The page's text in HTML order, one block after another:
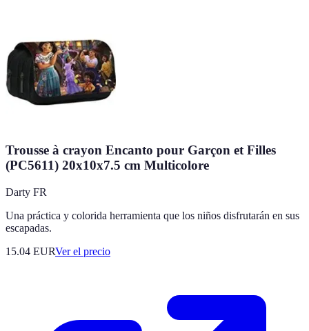
Trousse à crayon Encanto pour Garçon et Filles
(PC5611) 20x10x7.5 cm Multicolore
Darty FR
Una práctica y colorida herramienta que los niños disfrutarán en sus
escapadas.
15.04 EURVer el precio